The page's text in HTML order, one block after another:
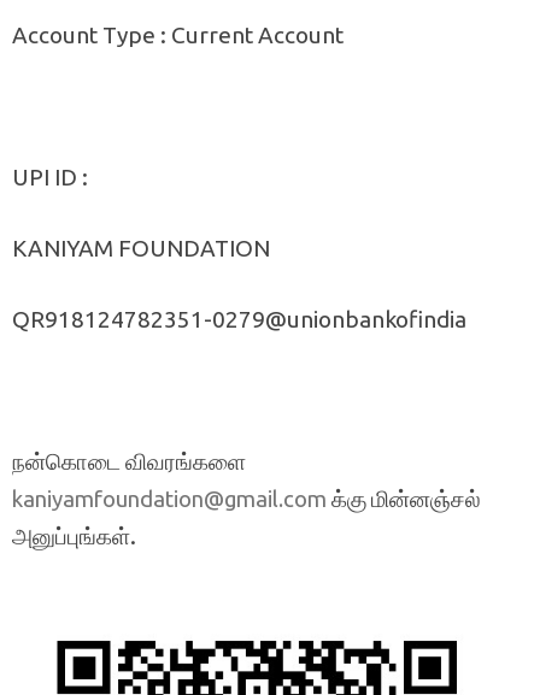
Account Type : Current Account
UPI ID :
KANIYAM FOUNDATION
QR918124782351-0279@unionbankofindia
நன்கொடை விவரங்களை
kaniyamfoundation@gmail.com க்கு மின்னஞ்சல்
அனுப்புங்கள்.